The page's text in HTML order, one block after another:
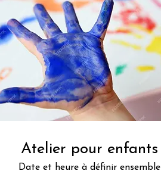
Atelier pour enfants
Date et heure à définir ensemble